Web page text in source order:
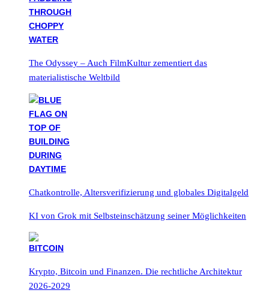
The Odyssey – Auch FilmKultur zementiert das
materialistische Weltbild
Chatkontrolle, Altersverifizierung und globales Digitalgeld
KI von Grok mit Selbsteinschätzung seiner Möglichkeiten
Krypto, Bitcoin und Finanzen. Die rechtliche Architektur
2026-2029